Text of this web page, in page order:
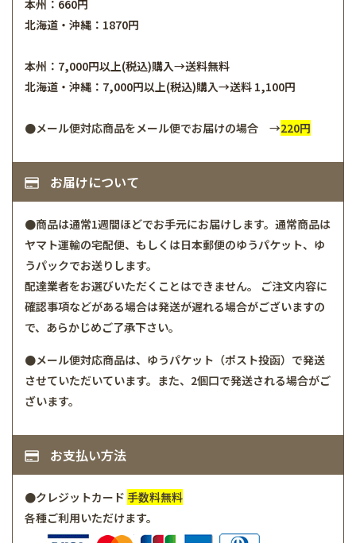
本州：660円
北海道・沖縄：1870円
本州：7,000円以上(税込)購入→送料無料
北海道・沖縄：7,000円以上(税込)購入→送料 1,100円
●メール便対応商品をメール便でお届けの場合 →220円
お届けについて
●商品は通常1週間ほどでお手元にお届けします。通常商品は
ヤマト運輸の宅配便、もしくは日本郵便のゆうパケット、ゆ
うパックでお送りします。
配達業者をお選びいただくことはできません。 ご注文内容に
確認事項などがある場合は発送が遅れる場合がございますの
で、あらかじめご了承下さい。
●メール便対応商品は、ゆうパケット（ポスト投函）で発送
させていただいています。また、2個口で発送される場合がご
ざいます。
お支払い方法
●クレジットカード 手数料無料
各種ご利用いただけます。